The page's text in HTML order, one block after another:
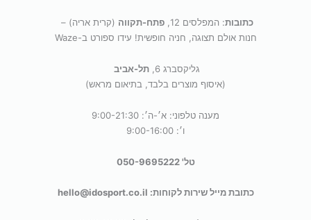
כתובות: המפלסים 12, פתח-תקווה (קרית אריה) –
חנות אולם תצוגה, חניה חופשית! עידו ספורט ב-Waze
גליקסברג 6,
תל-אביב
(איסוף מוצרים בלבד, בתיאום מראש)
מענה טלפוני: א׳-ה׳: 9:00-21:30
ו׳: 9:00-16:00
טל' 050-9695222
כתובת מייל שירות לקוחות: hello@idosport.co.il